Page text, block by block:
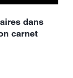
dans
carnet